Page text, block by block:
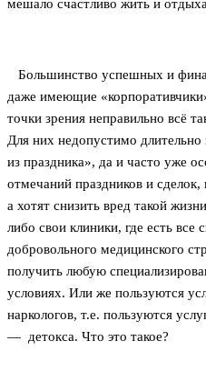
мешало счастливо жить и
Большинство успешных и
даже имеющие
точки зрения неправильно всё
Для них недопустимо
из праздника», да и часто уже
отмечаний праздников и
а хотят снизить вред такой
либо свои клиники, где есть
добровольного медицинского
получить любую
условиях. Или же пользуются
наркологов, т.е. пользуются
— детокса. Что это такое?